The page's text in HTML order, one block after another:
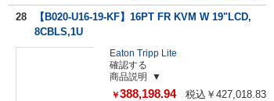
28
【B020-U16-19-KF】16PT FR KVM W 19"LCD,
8CBLS,1U
Eaton Tripp Lite
確認する
商品説明
￥388,198.94 税込￥427,018.83